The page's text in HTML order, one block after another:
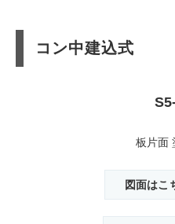
コン中建込式
板片面
図面はこ